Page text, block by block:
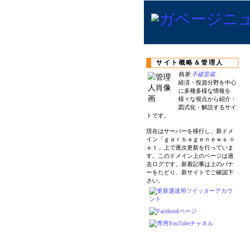
サイト概略＆管理人
執筆:不破雷蔵
経済・投資分野を中心
に多種多様な情報を
様々な視点から紹介・
図式化・解説するサイ
トです。
現在はサーバーを移行し、新ドメ
イン「ｇａｒｂａｇｅｎｅｗｓ.ｎ
ｅｔ」上で逐次更新を行っていま
す。このドメイン上のページは過
去ログです。新着記事は上のバナ
ーをたどり、新サイトでご確認下
さい。